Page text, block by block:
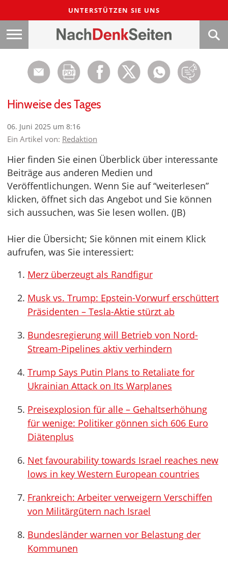
UNTERSTÜTZEN SIE UNS
Hinweise des Tages
06. Juni 2025 um 8:16
Ein Artikel von: Redaktion
Hier finden Sie einen Überblick über interessante
Beiträge aus anderen Medien und
Veröffentlichungen. Wenn Sie auf “weiterlesen”
klicken, öffnet sich das Angebot und Sie können
sich aussuchen, was Sie lesen wollen. (JB)
Hier die Übersicht; Sie können mit einem Klick
aufrufen, was Sie interessiert:
Merz überzeugt als Randfigur
Musk vs. Trump: Epstein-Vorwurf erschüttert
Präsidenten – Tesla-Aktie stürzt ab
Bundesregierung will Betrieb von Nord-
Stream-Pipelines aktiv verhindern
Trump Says Putin Plans to Retaliate for
Ukrainian Attack on Its Warplanes
Preisexplosion für alle – Gehaltserhöhung
für wenige: Politiker gönnen sich 606 Euro
Diätenplus
Net favourability towards Israel reaches new
lows in key Western European countries
Frankreich: Arbeiter verweigern Verschiffen
von Militärgütern nach Israel
Bundesländer warnen vor Belastung der
Kommunen